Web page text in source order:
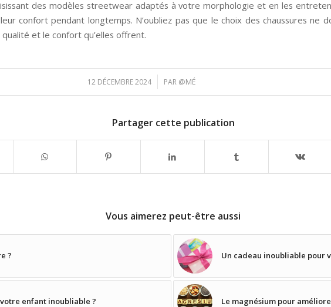
des modèles streetwear adaptés à votre morphologie et en les
confort pendant longtemps. N’oubliez pas que le choix des chaussures ne
qualité et le confort qu’elles offrent.
12 DÉCEMBRE 2024
/ PAR @MÉ
Partager cette publication
Vous aimerez peut-être aussi
? Un cadeau inoubliable pour
enfant inoubliable ? Le magnésium pour